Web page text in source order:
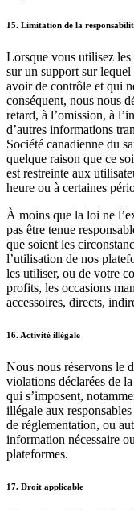
15. Limitation de la
Lorsque vous utilisez
sur un support sur
avoir de contrôle et qui
conséquent, nous nous
retard, à l’omission, à
d’autres informations
Société canadienne du
quelque raison que ce
est restreinte aux
heure ou à certaines
À moins que la loi ne
pas être tenue
que soient les
l’utilisation de nos
les utiliser, ou de votre
profits, les occasions
accessoires, directs,
16. Activité illégale
Nous nous réservons le
violations déclarées de
qui s’imposent,
illégale aux
de réglementation, ou
information nécessaire
plateformes.
17. Droit applicable